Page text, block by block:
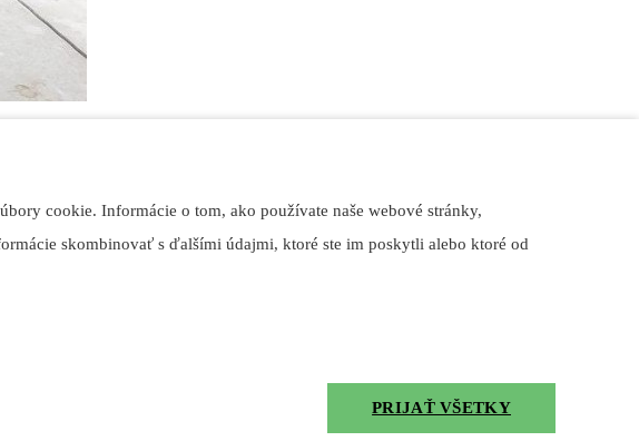
cookie. Informácie o tom, ako používate naše webové stránky,
skombinovať s ďalšími údajmi, ktoré ste im poskytli alebo ktoré od
PRIJAŤ VŠETKY